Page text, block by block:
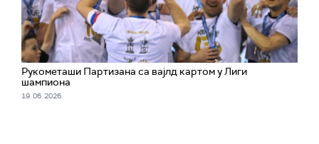
Рукометаши Партизана са вајлд картом у Лиги
шампиона
19. 06. 2026.